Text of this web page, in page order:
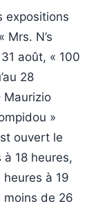
expositions
N’s
août, « 100
28
Maurizio
»
ouvert le
18 heures,
à 19
moins de 26